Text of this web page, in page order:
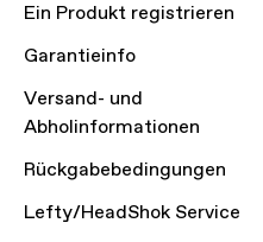
Ein Produkt registrieren
Garantieinfo
Versand- und
Abholinformationen
Rückgabebedingungen
Lefty/HeadShok Service